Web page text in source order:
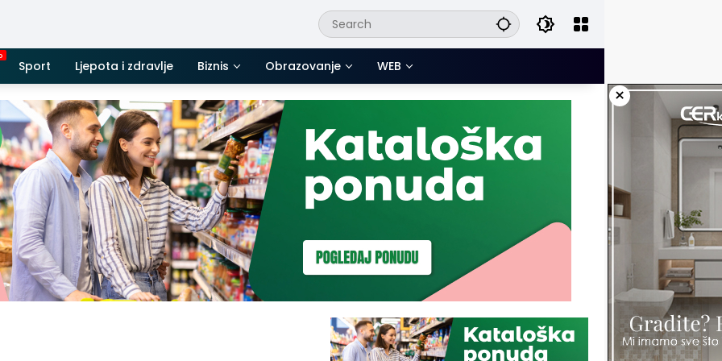
Sport Ljepota i zdravlje Biznis Obrazovanje WEB
×